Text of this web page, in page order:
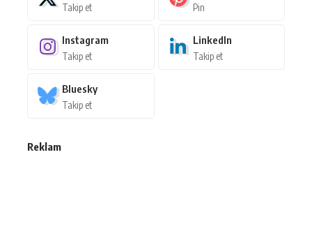
Takip et Pin
Instagram
Takip et
LinkedIn
Takip et
Bluesky
Takip et
Reklam